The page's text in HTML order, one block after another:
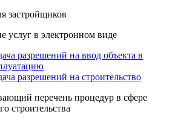
застройщиков
услуг в электронном виде
разрешений на ввод объекта в
разрешений на строительство
перечень процедур в сфере
строительства